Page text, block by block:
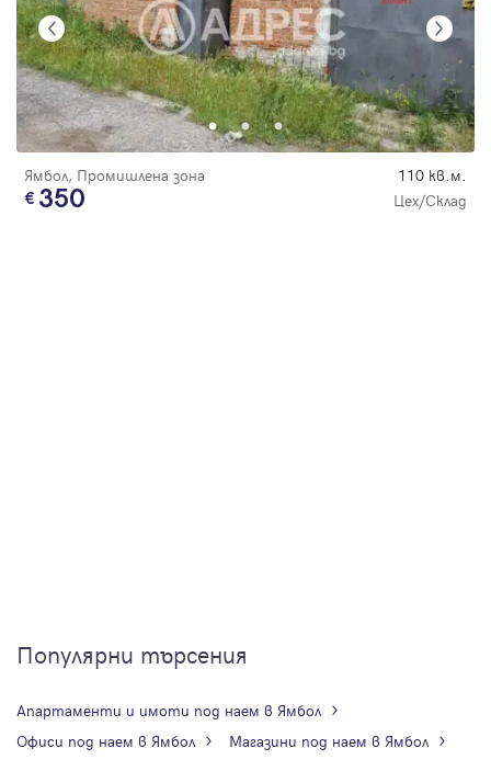
Ямбол, Промишлена зона 110 кв.м.
350 Цех/Склад
Популярни търсения
Апартаменти и имоти под наем в Ямбол
Офиси под наем в Ямбол
Магазини под наем в Ямбол